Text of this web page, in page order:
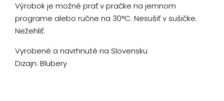
Výrobok je možné prať v pračke na jemnom
programe alebo ručne na 30°C. Nesušiť v sušičke.
Nežehliť.
Vyrobené a navrhnuté na Slovensku
Dizajn: Blubery